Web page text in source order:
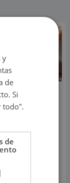
de su
Mike Bahía
revelador
y
de
Si
todo".
de